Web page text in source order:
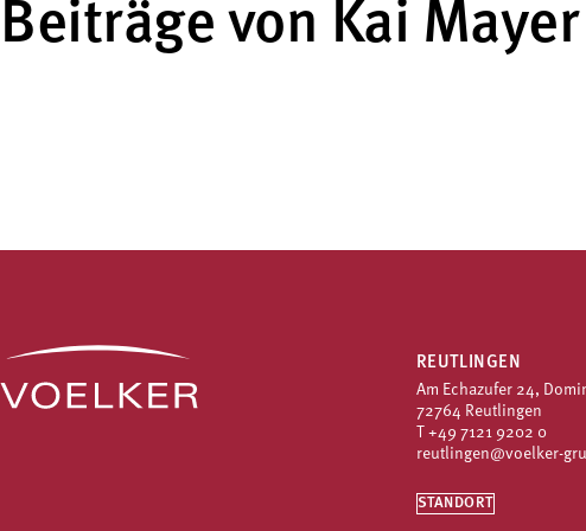
Beiträge von Kai Mayer
REUTLINGEN
Am Echazufer 24,
72764 Reutlingen
T +49 7121 9202 0
reutlingen@voelker-
STANDORT